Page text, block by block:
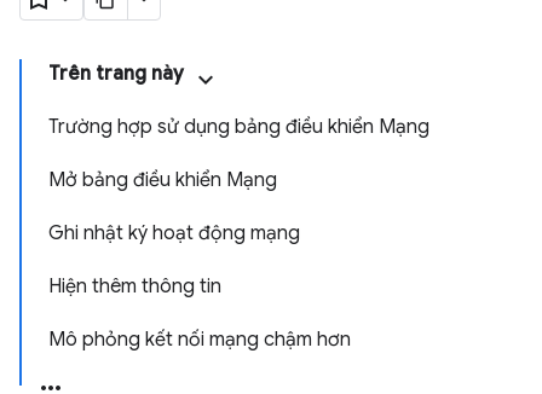
Trên trang này
Trường hợp sử dụng bảng điều khiển Mạng
Mở bảng điều khiển Mạng
Ghi nhật ký hoạt động mạng
Hiện thêm thông tin
Mô phỏng kết nối mạng chậm hơn